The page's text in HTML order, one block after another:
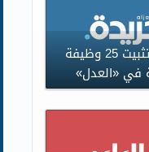
السريع : تثبيت 25 وظيفة
في «العدل»